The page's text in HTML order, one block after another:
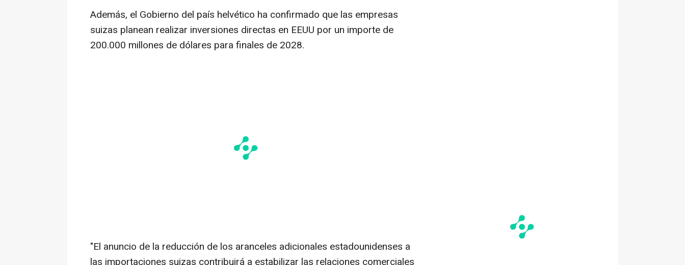
Además, el Gobierno del país helvético ha confirmado que las empresas
suizas planean realizar inversiones directas en EEUU por un importe de
200.000 millones de dólares para finales de 2028.
"El anuncio de la reducción de los aranceles adicionales estadounidenses a